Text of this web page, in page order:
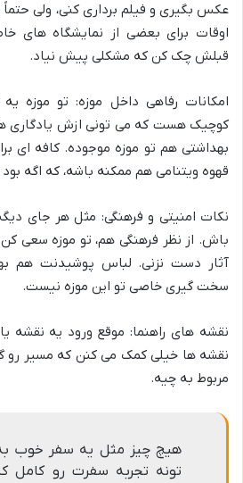
عکس بگیری و فیلم برداری کنی، ولی
اوقات برای بعضی از نمایشگاه های
قبلش چک کن که مشکلی پیش نیاد.
امکانات رفاهی داخل موزه: تو موزه
کوچیک هست که می تونی ازش
بهداشتی هم تو موزه موجوده. کافه ای
قهوه ویتنامی هم ممکنه باشه، که اگه
نکات امنیتی و فرهنگی: مثل هر جای
باش. از نظر فرهنگی هم، تو موزه سعی کن
آثار دست نزنی. لباس پوشیدنت هم
سخت گیری خاصی تو این موزه نیست.
نقشه های راهنما: موقع ورود یه نقشه
نقشه ها خیلی کمک می کنن که مسیر
مربوط به چیه.
هیچ چیز مثل یه سفر خوب